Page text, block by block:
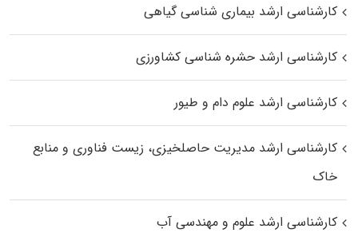
کارشناسی ارشد بیماری‌ شناسی گیاهی
کارشناسی ارشد حشره‌ شناسی کشاورزی
کارشناسی ارشد علوم دام و طیور
کارشناسی ارشد مدیریت حاصلخیزی، زیست فناوری و منابع
خاک
کارشناسی ارشد علوم و مهندسی آب